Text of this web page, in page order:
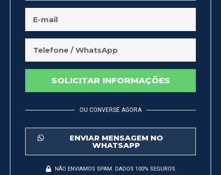
SOLICITAR INFORMAÇÕES
OU CONVERSE AGORA
ENVIAR MENSAGEM NO
WHATSAPP
NÃO ENVIAMOS SPAM. DADOS 100% SEGUROS.